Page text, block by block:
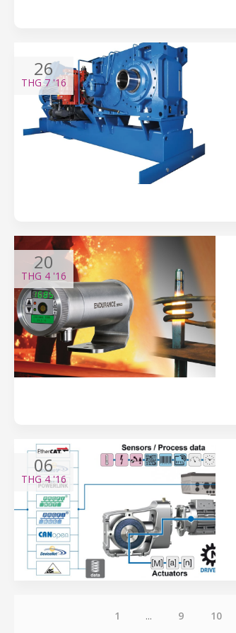
26
THG 7 '16
20
THG 4 '16
06
THG 4'16
1 ... 9 10